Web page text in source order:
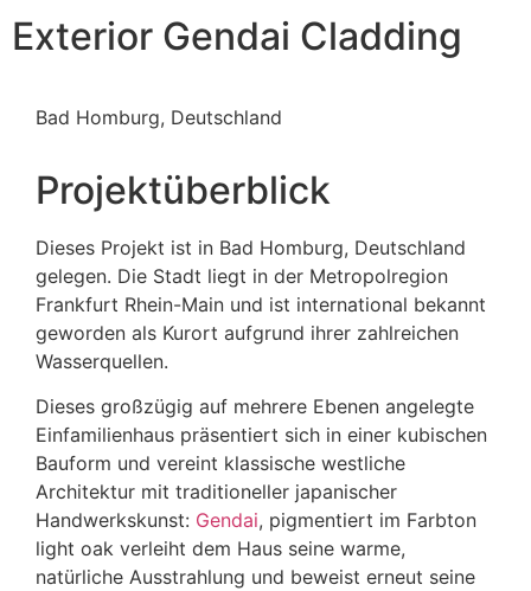
Exterior Gendai Cladding
Bad Homburg, Deutschland
Projektüberblick
Dieses Projekt ist in Bad Homburg, Deutschland
gelegen. Die Stadt liegt in der Metropolregion
Frankfurt Rhein-Main und ist international bekannt
geworden als Kurort aufgrund ihrer zahlreichen
Wasserquellen.
Dieses großzügig auf mehrere Ebenen angelegte
Einfamilienhaus präsentiert sich in einer kubischen
Bauform und vereint klassische westliche
Architektur mit traditioneller japanischer
Handwerkskunst: Gendai, pigmentiert im Farbton
light oak verleiht dem Haus seine warme,
natürliche Ausstrahlung und beweist erneut seine